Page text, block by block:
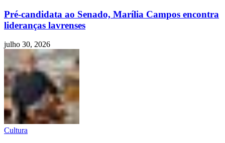
Pré-candidata ao Senado, Marília Campos encontra
lideranças lavrenses
julho 30, 2026
Cultura